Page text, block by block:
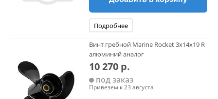
Подробнее
Винт гребной Marine Rocket 3х14х19 R
алюминий аналог
10 270 р.
под заказ
Привезем к 23 августа